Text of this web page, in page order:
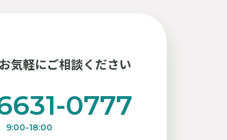
気軽にご相談ください
0777
9:00-18:00